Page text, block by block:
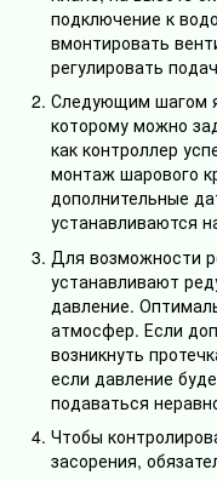
подключение к
вмонтировать
регулировать
Следующим шагом
которому можно
как контроллер
монтаж шарового
дополнительные
устанавливаются
Для возможности
устанавливают
давление.
атмосфер. Если
возникнуть
если давление
подаваться
Чтобы
засорения,